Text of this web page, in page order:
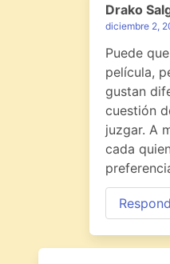
Drako
diciembre 2,
Puede
película,
gustan
cuestión
juzgar. A
cada